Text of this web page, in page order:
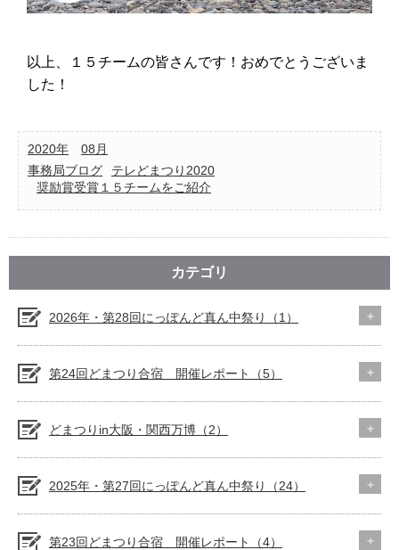
以上、１５チームの皆さんです！おめでとうございま
した！
2020年
08月
事務局ブログ
テレどまつり2020
奨励賞受賞１５チームをご紹介
カテゴリ
2026年・第28回にっぽんど真ん中祭り（1）
第24回どまつり合宿 開催レポート（5）
どまつりin大阪・関西万博（2）
2025年・第27回にっぽんど真ん中祭り（24）
第23回どまつり合宿 開催レポート（4）